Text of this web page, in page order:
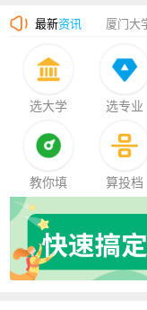
最新资讯
选大学 选专业
教你填 算投档